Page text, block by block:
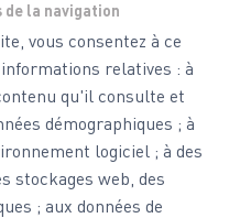
de la navigation
vous consentez à ce
relatives : à
qu'il consulte et
démographiques ; à
logiciel ; à des
stockages web, des
; aux données de